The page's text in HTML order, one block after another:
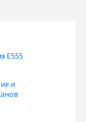
Е555
и